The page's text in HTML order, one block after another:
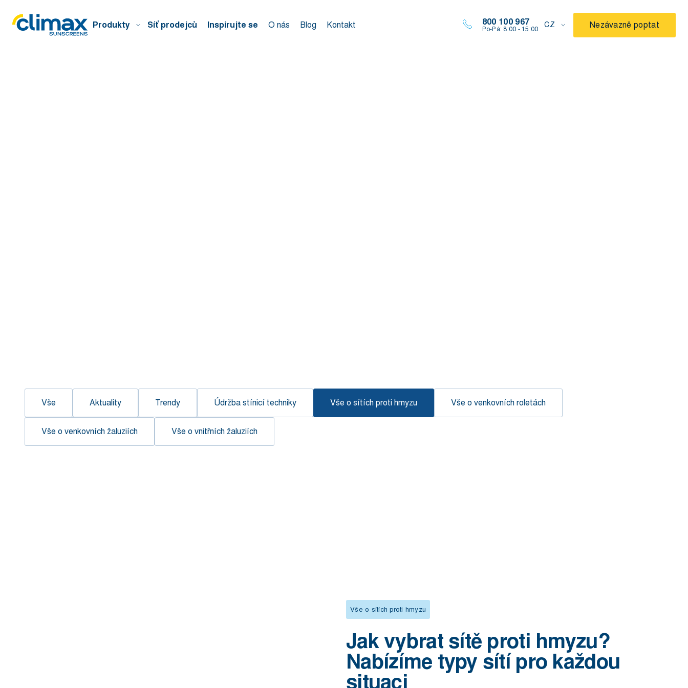
Produkty Síť prodejců Inspirujte se O nás Blog Kontakt 800 100 967
Po-Pá: 8:00 - 15:00 CZ Nezávazně poptat
Vše Aktuality Trendy Údržba stínicí techniky Vše o sítích proti hmyzu Vše o venkovních roletách
Vše o venkovních žaluziích Vše o vnitřních žaluziích
Vše o sítích proti hmyzu
Jak vybrat sítě proti hmyzu?
Nabízíme typy sítí pro každou
situaci